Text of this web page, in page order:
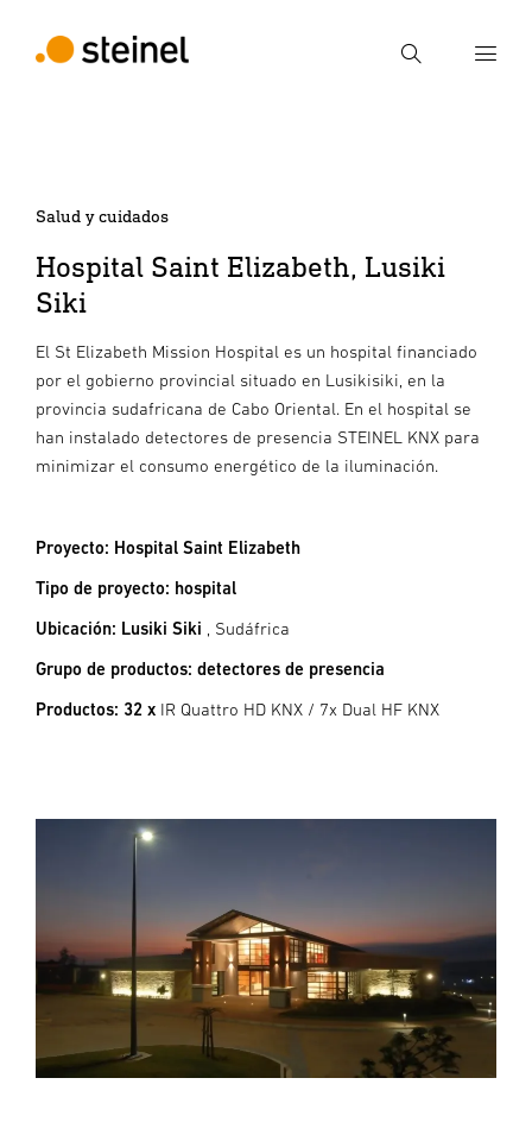
Búsqueda
Salud y cuidados
Hospital Saint Elizabeth, Lusiki
Siki
El St Elizabeth Mission Hospital es un hospital financiado
por el gobierno provincial situado en Lusikisiki, en la
provincia sudafricana de Cabo Oriental. En el hospital se
han instalado detectores de presencia STEINEL KNX para
minimizar el consumo energético de la iluminación.
Proyecto: Hospital Saint Elizabeth
Tipo de proyecto: hospital
Ubicación: Lusiki Siki
, Sudáfrica
Grupo de productos: detectores de presencia
Productos: 32 x IR Quattro HD KNX / 7x Dual HF KNX